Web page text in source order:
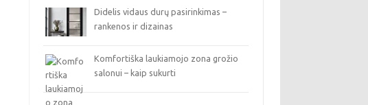
Didelis vidaus durų pasirinkimas –
rankenos ir dizainas
Komfortiška laukiamojo zona grožio
salonui – kaip sukurti